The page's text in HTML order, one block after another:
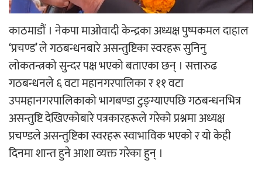
‘आइतबारको अफिस’ को परिचर्चा सम्पन्न
अर्जुन चन्द्रको ‘संवेदनाका प्रतिध्वनि’
मुक्तकसङ्ग्रह लोकार्पण
काठमाडौं । नेकपा माओवादी केन्द्रका अध्यक्ष पुष्पकमल दाहाल
‘प्रचण्ड’ ले गठबन्धनबारे असन्तुष्टिका स्वरहरू सुनिनु
लोकतन्त्रको सुन्दर पक्ष भएको बताएका छन् । सत्तारुढ
गठबन्धनले ६ वटा महानगरपालिका र ११ वटा
उपमहानगरपालिकाको भागबण्डा टुङ्ग्याएपछि गठबन्धनभित्र
असन्तुष्टि देखिएकोबारे पत्रकारहरूले गरेको प्रश्नमा अध्यक्ष
प्रचण्डले असन्तुष्टिका स्वरहरू स्वाभाविक भएको र यो केही
दिनमा शान्त हुने आशा व्यक्त गरेका हुन् ।